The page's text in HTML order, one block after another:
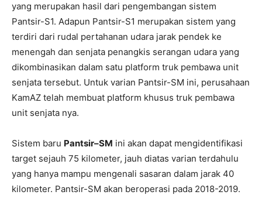
yang merupakan hasil dari pengembangan sistem
Pantsir-S1. Adapun Pantsir-S1 merupakan sistem yang
terdiri dari rudal pertahanan udara jarak pendek ke
menengah dan senjata penangkis serangan udara yang
dikombinasikan dalam satu platform truk pembawa unit
senjata tersebut. Untuk varian Pantsir-SM ini, perusahaan
KamAZ telah membuat platform khusus truk pembawa
unit senjata nya.
Sistem baru Pantsir–SM ini akan dapat mengidentifikasi
target sejauh 75 kilometer, jauh diatas varian terdahulu
yang hanya mampu mengenali sasaran dalam jarak 40
kilometer. Pantsir-SM akan beroperasi pada 2018-2019.